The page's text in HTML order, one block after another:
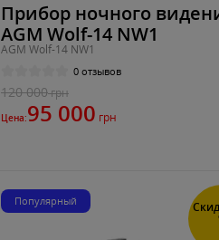
Прибор ночного
AGM Wolf-14 NW1
AGM Wolf-14 NW1
0 отзывов
120 000грн
Цена:95 000 грн
Популярный